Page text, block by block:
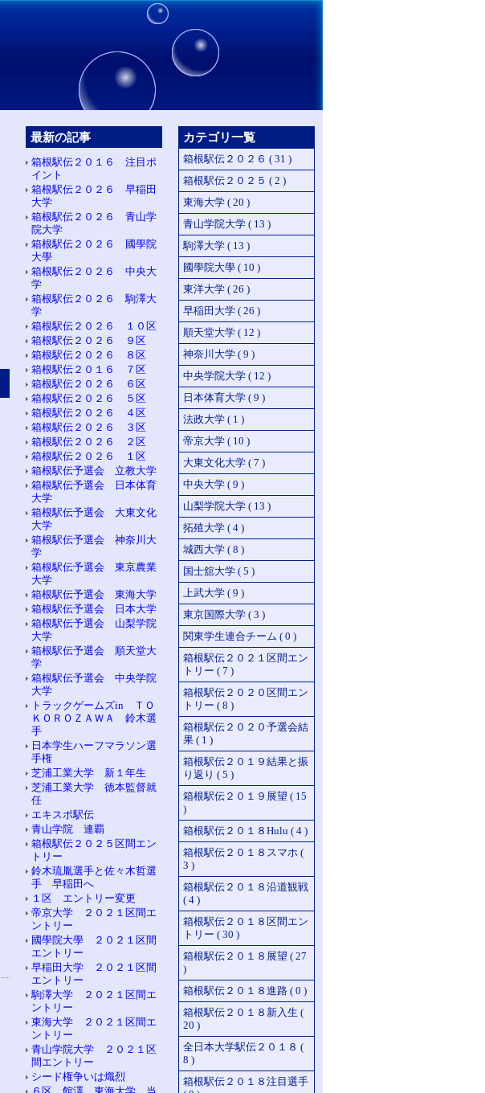
最新の記事
箱根駅伝２０１６ 注目ポ
イント
箱根駅伝２０２６ 早稲田
大学
箱根駅伝２０２６ 青山学
院大学
箱根駅伝２０２６ 國學院
大學
箱根駅伝２０２６ 中央大
学
箱根駅伝２０２６ 駒澤大
学
箱根駅伝２０２６ １０区
箱根駅伝２０２６ ９区
箱根駅伝２０２６ ８区
箱根駅伝２０１６ ７区
箱根駅伝２０２６ ６区
箱根駅伝２０２６ ５区
箱根駅伝２０２６ ４区
箱根駅伝２０２６ ３区
箱根駅伝２０２６ ２区
箱根駅伝２０２６ １区
箱根駅伝予選会 立教大学
箱根駅伝予選会 日本体育
大学
箱根駅伝予選会 大東文化
大学
箱根駅伝予選会 神奈川大
学
箱根駅伝予選会 東京農業
大学
箱根駅伝予選会 東海大学
箱根駅伝予選会 日本大学
箱根駅伝予選会 山梨学院
大学
箱根駅伝予選会 順天堂大
学
箱根駅伝予選会 中央学院
大学
トラックゲームズin ＴＯ
ＫＯＲＯＺＡＷＡ 鈴木選
手
日本学生ハーフマラソン選
手権
芝浦工業大学 新１年生
芝浦工業大学 徳本監督就
任
エキスポ駅伝
青山学院 連覇
箱根駅伝２０２５区間エン
トリー
鈴木琉胤選手と佐々木哲選
手 早稲田へ
１区 エントリー変更
帝京大学 ２０２１区間エ
ントリー
國學院大學 ２０２１区間
エントリー
早稲田大学 ２０２１区間
エントリー
駒澤大学 ２０２１区間エ
ントリー
東海大学 ２０２１区間エ
ントリー
青山学院大学 ２０２１区
間エントリー
シード権争いは熾烈
カテゴリ一覧
箱根駅伝２０２６ ( 31 )
箱根駅伝２０２５ ( 2 )
東海大学 ( 20 )
青山学院大学 ( 13 )
駒澤大学 ( 13 )
國學院大學 ( 10 )
東洋大学 ( 26 )
早稲田大学 ( 26 )
順天堂大学 ( 12 )
神奈川大学 ( 9 )
中央学院大学 ( 12 )
日本体育大学 ( 9 )
法政大学 ( 1 )
帝京大学 ( 10 )
大東文化大学 ( 7 )
中央大学 ( 9 )
山梨学院大学 ( 13 )
拓殖大学 ( 4 )
城西大学 ( 8 )
国士舘大学 ( 5 )
上武大学 ( 9 )
東京国際大学 ( 3 )
関東学生連合チーム ( 0 )
箱根駅伝２０２１区間エン
トリー ( 7 )
箱根駅伝２０２０区間エン
トリー ( 8 )
箱根駅伝２０２０予選会結
果 ( 1 )
箱根駅伝２０１９結果と振
り返り ( 5 )
箱根駅伝２０１９展望 ( 15
)
箱根駅伝２０１８Hulu ( 4 )
箱根駅伝２０１８スマホ (
3 )
箱根駅伝２０１８沿道観戦
( 4 )
箱根駅伝２０１８区間エン
トリー ( 30 )
箱根駅伝２０１８展望 ( 27
)
箱根駅伝２０１８進路 ( 0 )
箱根駅伝２０１８新入生 (
20 )
全日本大学駅伝２０１８ (
8 )
箱根駅伝２０１８注目選手